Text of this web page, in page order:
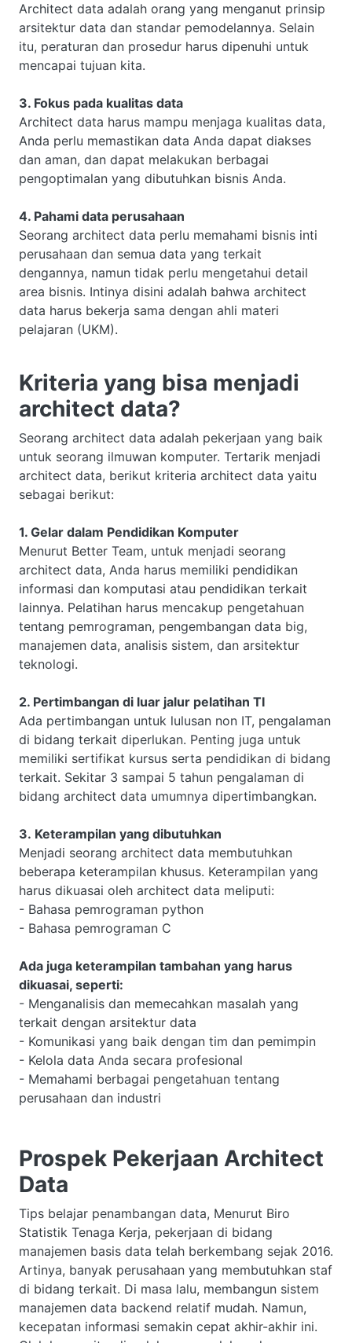
Architect data adalah orang yang menganut prinsip
arsitektur data dan standar pemodelannya. Selain
itu, peraturan dan prosedur harus dipenuhi untuk
mencapai tujuan kita.
3. Fokus pada kualitas data
Architect data harus mampu menjaga kualitas data,
Anda perlu memastikan data Anda dapat diakses
dan aman, dan dapat melakukan berbagai
pengoptimalan yang dibutuhkan bisnis Anda.
4. Pahami data perusahaan
Seorang architect data perlu memahami bisnis inti
perusahaan dan semua data yang terkait
dengannya, namun tidak perlu mengetahui detail
area bisnis. Intinya disini adalah bahwa architect
data harus bekerja sama dengan ahli materi
pelajaran (UKM).
Kriteria yang bisa menjadi
architect data?
Seorang architect data adalah pekerjaan yang baik
untuk seorang ilmuwan komputer. Tertarik menjadi
architect data, berikut kriteria architect data yaitu
sebagai berikut:
1. Gelar dalam Pendidikan Komputer
Menurut Better Team, untuk menjadi seorang
architect data, Anda harus memiliki pendidikan
informasi dan komputasi atau pendidikan terkait
lainnya. Pelatihan harus mencakup pengetahuan
tentang pemrograman, pengembangan data big,
manajemen data, analisis sistem, dan arsitektur
teknologi.
2. Pertimbangan di luar jalur pelatihan TI
Ada pertimbangan untuk lulusan non IT, pengalaman
di bidang terkait diperlukan. Penting juga untuk
memiliki sertifikat kursus serta pendidikan di bidang
terkait. Sekitar 3 sampai 5 tahun pengalaman di
bidang architect data umumnya dipertimbangkan.
3. Keterampilan yang dibutuhkan
Menjadi seorang architect data membutuhkan
beberapa keterampilan khusus. Keterampilan yang
harus dikuasai oleh architect data meliputi:
- Bahasa pemrograman python
- Bahasa pemrograman C
Ada juga keterampilan tambahan yang harus
dikuasai, seperti:
- Menganalisis dan memecahkan masalah yang
terkait dengan arsitektur data
- Komunikasi yang baik dengan tim dan pemimpin
- Kelola data Anda secara profesional
- Memahami berbagai pengetahuan tentang
perusahaan dan industri
Prospek Pekerjaan Architect
Data
Tips belajar penambangan data, Menurut Biro
Statistik Tenaga Kerja, pekerjaan di bidang
manajemen basis data telah berkembang sejak 2016.
Artinya, banyak perusahaan yang membutuhkan staf
di bidang terkait. Di masa lalu, membangun sistem
manajemen data backend relatif mudah. Namun,
kecepatan informasi semakin cepat akhir-akhir ini.